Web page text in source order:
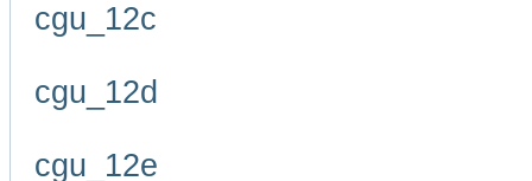
cgu_12c
cgu_12d
cgu_12e